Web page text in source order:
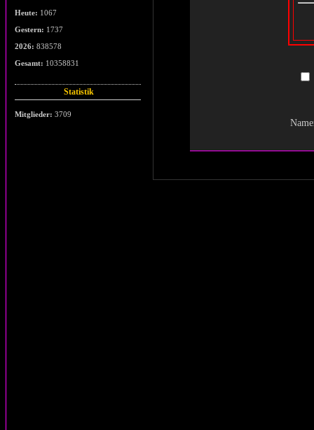
Heute: 1067
Gestern: 1737
2026: 838578
Gesamt: 10358831
Statistik
Mitglieder: 3709